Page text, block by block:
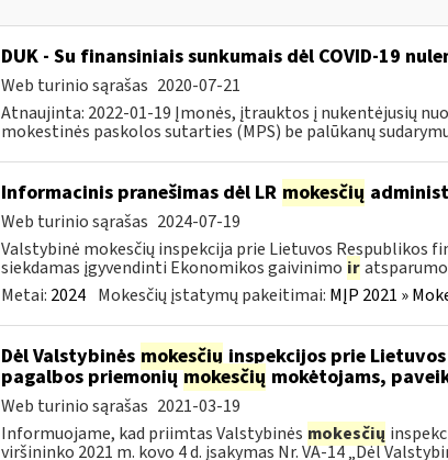
DUK - Su finansiniais sunkumais dėl COVID-19
Web turinio sąrašas 2020-07-21
Atnaujinta: 2022-01-19 Įmonės, įtrauktos į nukentėjusių
mokestinės paskolos sutarties (MPS) be palūkanų
Informacinis pranešimas dėl LR mokesčių
Web turinio sąrašas 2024-07-19
Valstybinė mokesčių inspekcija prie Lietuvos Respublikos
siekdamas įgyvendinti Ekonomikos gaivinimo ir
Metai: 2024 Mokesčių įstatymų pakeitimai: MĮP 2021 »
Dėl Valstybinės mokesčiųinspekcijos prie
pagalbos priemoniųmokesčių mokėtojams,
Web turinio sąrašas 2021-03-19
Informuojame, kad priimtas Valstybinės mokesčių
viršininko 2021 m. kovo 4 d. įsakymas Nr. VA-14 „Dėl